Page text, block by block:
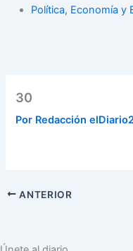
Política, Economía y
30
Por Redacción
ANTERIOR